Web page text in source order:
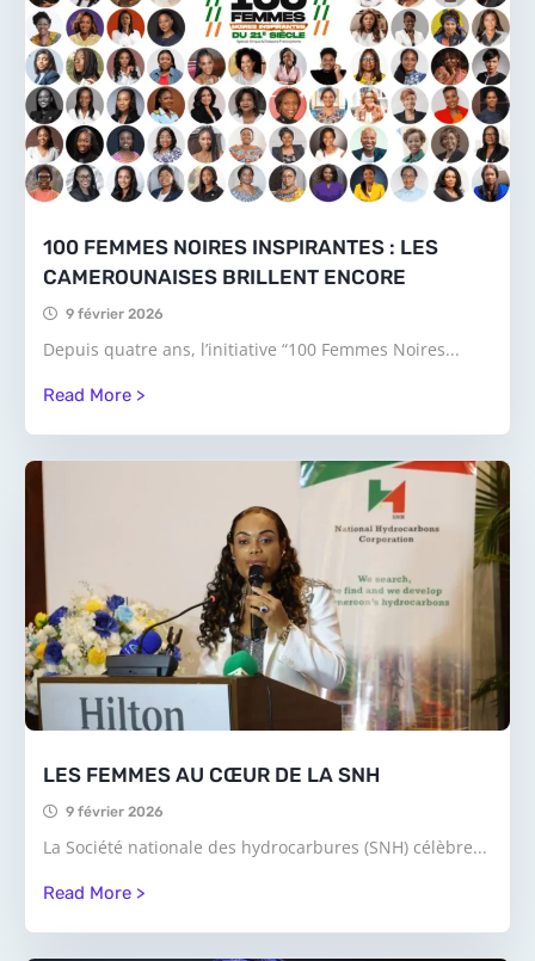
100 FEMMES NOIRES INSPIRANTES : LES
CAMEROUNAISES BRILLENT ENCORE
9 février 2026
Depuis quatre ans, l’initiative “100 Femmes Noires...
Read More >
LES FEMMES AU CŒUR DE LA SNH
9 février 2026
La Société nationale des hydrocarbures (SNH) célèbre...
Read More >